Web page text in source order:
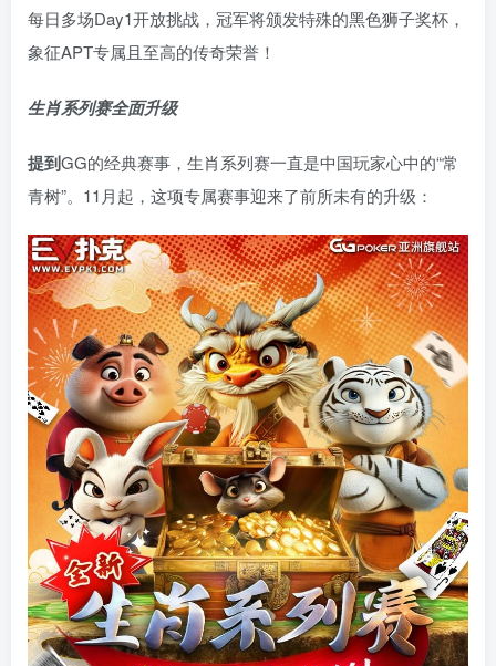
每日多场Day1开放挑战，冠军将颁发特殊的黑色狮子奖杯，
象征APT专属且至高的传奇荣誉！
生肖系列赛全面升级
提到GG的经典赛事，生肖系列赛一直是中国玩家心中的“常
青树”。11月起，这项专属赛事迎来了前所未有的升级：